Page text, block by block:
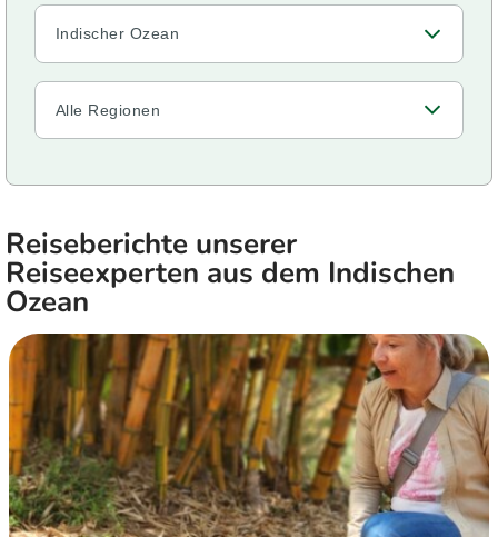
Indischer Ozean
Alle Regionen
Reiseberichte unserer
Reiseexperten aus dem Indischen
Ozean